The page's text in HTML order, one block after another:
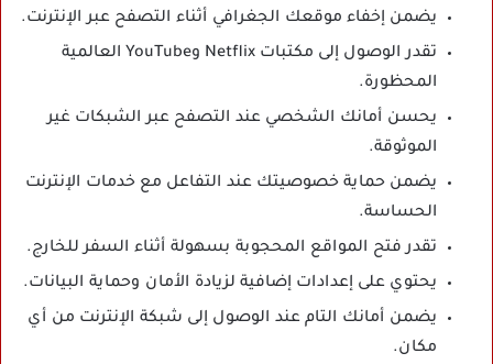
يضمن إخفاء موقعك الجغرافي أثناء التصفح عبر الإنترنت.
تقدر الوصول إلى مكتبات Netflix وYouTube العالمية
المحظورة.
يحسن أمانك الشخصي عند التصفح عبر الشبكات غير
الموثوقة.
يضمن حماية خصوصيتك عند التفاعل مع خدمات الإنترنت
الحساسة.
تقدر فتح المواقع المحجوبة بسهولة أثناء السفر للخارج.
يحتوي على إعدادات إضافية لزيادة الأمان وحماية البيانات.
يضمن أمانك التام عند الوصول إلى شبكة الإنترنت من أي
مكان.